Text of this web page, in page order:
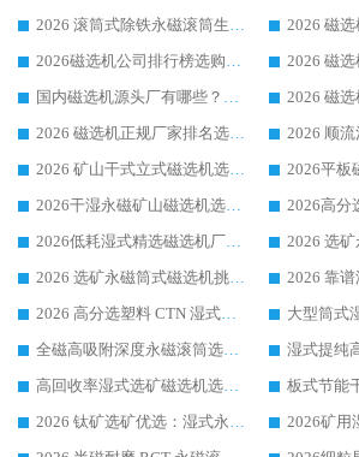
2026 滚筒式除铁永磁滚筒生产厂家推荐排名|行业口碑选购指南，领域强者源头厂商精选
2026磁选机公司排行榜选购指南|正规源头厂家推荐，领域强者高性价比靠谱信赖品牌
国内磁选机源头厂有哪些？2026 综合实力排名与采购避坑技巧
2026 磁选机正规厂家排名选购指南|行业口碑信赖品牌推荐性价比高靠谱磁电企业
2026 矿山干式立式磁选机选型攻略 梳理深耕磁电装备多年靠谱生产厂商
2026干湿永磁矿山磁选机选型攻略 优质生产厂家排名 选矿领域高口碑品牌推荐指南
2026低耗湿式精​选磁选机厂家怎么选?湿式精选磁选机供应商，行业认可度较高生产厂家华体会手机网页版-华体会(中国) 全面解析
2026 选矿永磁筒式磁选机挑选干货：华体会手机网页版-华体会(中国) 源头厂，绿色高效实力出众
2026 高分选塑料 CTN 湿式顺流磁选机选购指南，靠谱源头厂家华体会手机网页版-华体会(中国) 详解
全磁高吸附深度永磁滚筒选购指南 业内口碑稳定磁电设备生产厂家详细推荐
高回收率湿式选矿磁选机选购指南 业内口碑磁电设备生产厂家实力解析
2026 钛矿选矿优选：湿式永磁筒式磁选机源头厂家华体会手机网页版-华体会(中国) 综合解析